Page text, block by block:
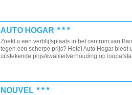
AUTO HOGAR
Zoekt u een verblijfsplaats in het centrum van
tegen een scherpe prijs? Hotel Auto Hogar biedt
uitstekende prijs/kwaliteitverhouding op
NOUVEL